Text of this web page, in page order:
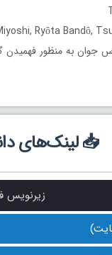
جوان به منظور فهمیدن
📥 لینک‌های
زیرنویس